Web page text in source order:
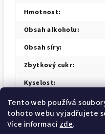
Tento web používá
tohoto webu vyjadřujete
Více informacízde.
Hmotnost:
Obsah alkoholu:
Obsah síry:
Zbytkový cukr:
Kyselost: